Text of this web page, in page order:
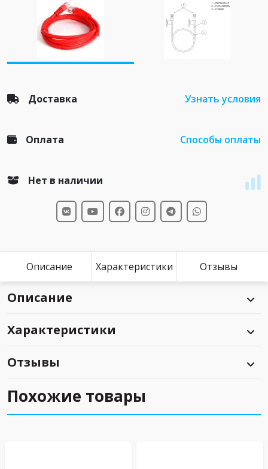
Доставка Узнать условия
Оплата Способы оплаты
Нет в наличии
Описание Характеристики Отзывы
Описание
Характеристики
Отзывы
Похожие товары